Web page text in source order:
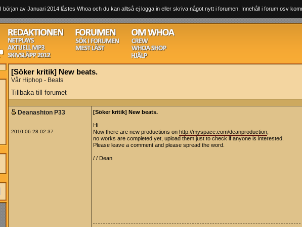
I början av Januari 2014 låstes Whoa och du kan alltså ej logga in eller skriva något nytt i forumen. Innehåll i forum osv
[Söker kritik] New beats.
Vår Hiphop - Beats
Tillbaka till forumet
Deanashton P33
2010-06-28 02:37
[Söker kritik] New beats.
Hi
Now there are new productions on http://myspace.com/deanproduction
no works are completed yet, upload them just to check if anyone is interested.
Please leave a comment and please spread the word.
/ / Dean